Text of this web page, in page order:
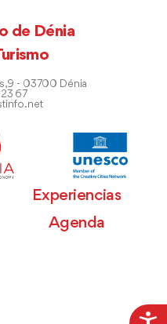
de Dénia
9 - 03700 Dénia
67
Experiencias
Agenda